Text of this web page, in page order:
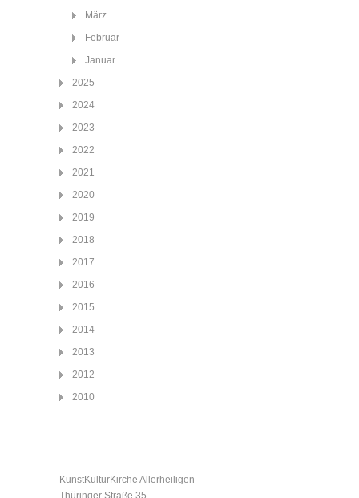
März
Februar
Januar
2025
2024
2023
2022
2021
2020
2019
2018
2017
2016
2015
2014
2013
2012
2010
KunstKulturKirche Allerheiligen
Thüringer Straße 35